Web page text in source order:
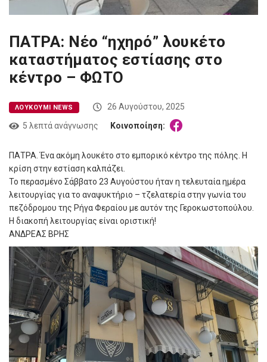
ΠΑΤΡΑ: Νέο “ηχηρό” λουκέτο
καταστήματος εστίασης στο
κέντρο – ΦΩΤΟ
ΛΟΥΚΟΎΜΙ NEWS
26 Αυγούστου, 2025
5 λεπτά ανάγνωσης
Κοινοποίηση:
ΠΑΤΡΑ. Ένα ακόμη λουκέτο στο εμπορικό κέντρο της πόλης. Η
κρίση στην εστίαση καλπάζει.
Το περασμένο Σάββατο 23 Αυγούστου ήταν η τελευταία ημέρα
λειτουργίας για το αναψυκτήριο – τζελατερία στην γωνία του
πεζόδρομου της Ρήγα Φεραίου με αυτόν της Γεροκωστοπούλου.
Η διακοπή λειτουργίας είναι οριστική!
ΑΝΔΡΕΑΣ ΒΡΗΣ